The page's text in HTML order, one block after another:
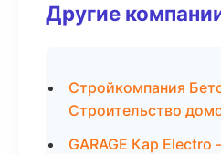
Другие
Стройкомпания
Строительство
GARAGE Кар Electro